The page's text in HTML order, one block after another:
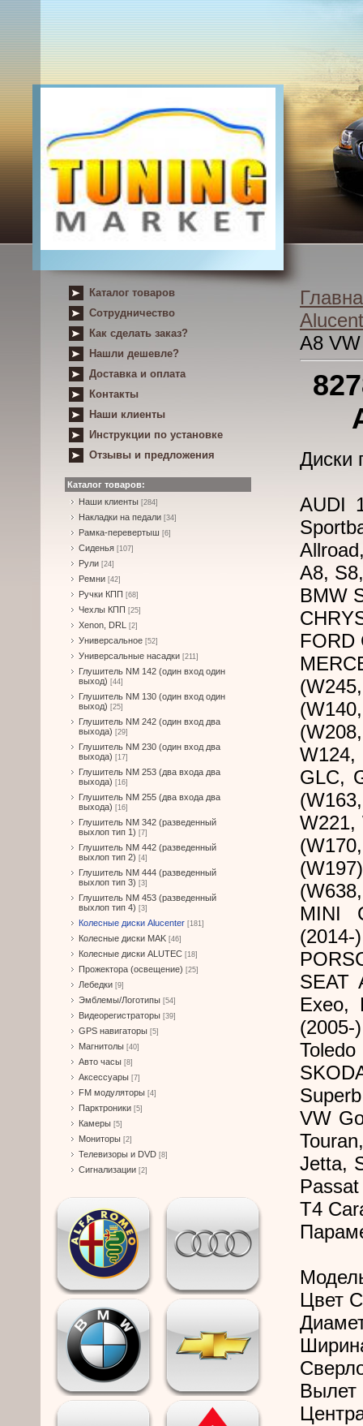
Каталог товаров
Сотрудничество
Как сделать заказ?
Нашли дешевле?
Доставка и оплата
Контакты
Наши клиенты
Инструкции по установке
Отзывы и предложения
Каталог товаров:
Наши клиенты [284]
Накладки на педали [34]
Рамка-перевертыш [6]
Сиденья [107]
Рули [24]
Ремни [42]
Ручки КПП [68]
Чехлы КПП [25]
Xenon, DRL [2]
Универсальное [52]
Универсальные насадки [211]
Глушитель NM 142 (один вход один
выход) [44]
Глушитель NM 130 (один вход один
выход) [25]
Глушитель NM 242 (один вход два
выхода) [29]
Глушитель NM 230 (один вход два
выхода) [17]
Глушитель NM 253 (два входа два
выхода) [16]
Глушитель NM 255 (два входа два
выхода) [16]
Глушитель NM 342 (разведенный
выхлоп тип 1) [7]
Глушитель NM 442 (разведенный
выхлоп тип 2) [4]
Глушитель NM 444 (разведенный
выхлоп тип 3) [3]
Глушитель NM 453 (разведенный
выхлоп тип 4) [3]
Колесные диски Alucenter [181]
Колесные диски MAK [46]
Колесные диски ALUTEC [18]
Прожектора (освещение) [25]
Лебедки [9]
Эмблемы/Логотипы [54]
Видеорегистраторы [39]
GPS навигаторы [5]
Магнитолы [40]
Авто часы [8]
Аксессуары [7]
FM модуляторы [4]
Парктроники [5]
Камеры [5]
Мониторы [2]
Телевизоры и DVD [8]
Сигнализации [2]
A8
Диски
AUDI
A8,
BMW
FORD
GLC,
W221,
MINI
(2014-)
SEAT
Exeo,
Toledo
VW
Jetta,
T4
Цвет
Вылет